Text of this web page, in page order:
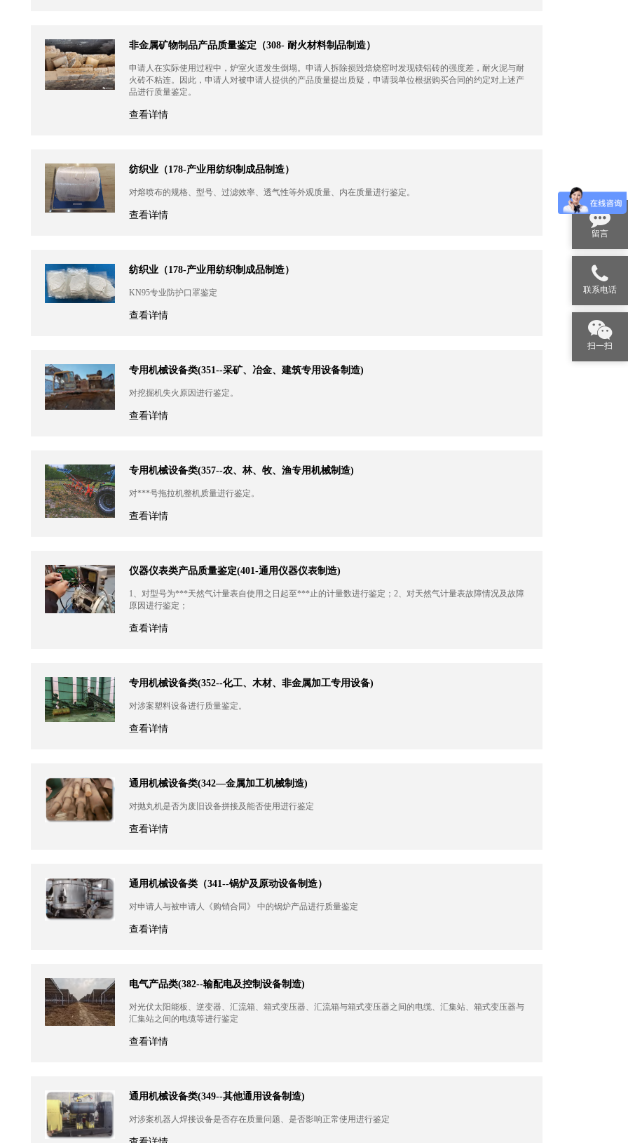
非金属矿物制品产品质量鉴定（308- 耐火材料制品制造）
申请人在实际使用过程中，炉室火道发生倒塌。申请人拆除损毁焙烧窑时发现镁铝砖的强度差，耐火泥与耐
火砖不粘连。因此，申请人对被申请人提供的产品质量提出质疑，申请我单位根据购买合同的约定对上述产
品进行质量鉴定。
查看详情
纺织业（178-产业用纺织制成品制造）
对熔喷布的规格、型号、过滤效率、透气性等外观质量、内在质量进行鉴定。
查看详情
纺织业（178-产业用纺织制成品制造）
KN95专业防护口罩鉴定
查看详情
专用机械设备类(351--采矿、冶金、建筑专用设备制造)
对挖掘机失火原因进行鉴定。
查看详情
专用机械设备类(357--农、林、牧、渔专用机械制造)
对***号拖拉机整机质量进行鉴定。
查看详情
仪器仪表类产品质量鉴定(401-通用仪器仪表制造)
1、对型号为***天然气计量表自使用之日起至***止的计量数进行鉴定；2、对天然气计量表故障情况及故障
原因进行鉴定；
查看详情
专用机械设备类(352--化工、木材、非金属加工专用设备)
对涉案塑料设备进行质量鉴定。
查看详情
通用机械设备类(342—金属加工机械制造)
对抛丸机是否为废旧设备拼接及能否使用进行鉴定
查看详情
通用机械设备类（341--锅炉及原动设备制造）
对申请人与被申请人《购销合同》 中的锅炉产品进行质量鉴定
查看详情
电气产品类(382--输配电及控制设备制造)
对光伏太阳能板、逆变器、汇流箱、箱式变压器、汇流箱与箱式变压器之间的电缆、汇集站、箱式变压器与
汇集站之间的电缆等进行鉴定
查看详情
通用机械设备类(349--其他通用设备制造)
对涉案机器人焊接设备是否存在质量问题、是否影响正常使用进行鉴定
留言
联系电话
扫一扫